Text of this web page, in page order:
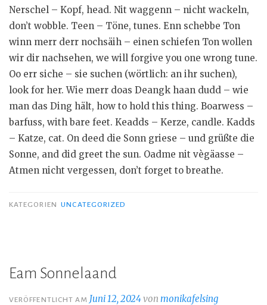
Nerschel – Kopf, head. Nit waggenn – nicht wackeln,
don’t wobble. Teen – Töne, tunes. Enn schebbe Ton
winn merr derr nochsäih – einen schiefen Ton wollen
wir dir nachsehen, we will forgive you one wrong tune.
Oo err siche – sie suchen (wörtlich: an ihr suchen),
look for her. Wie merr doas Deangk haan dudd – wie
man das Ding hält, how to hold this thing. Boarwess –
barfuss, with bare feet. Keadds – Kerze, candle. Kadds
– Katze, cat. On deed die Sonn griese – und grüßte die
Sonne, and did greet the sun. Oadme nit vègäasse –
Atmen nicht vergessen, don’t forget to breathe.
KATEGORIEN UNCATEGORIZED
Eam Sonnelaand
VERÖFFENTLICHT AM Juni 12, 2024von monikafelsing